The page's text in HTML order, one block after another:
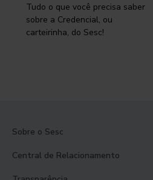
Tudo o que você precisa saber
sobre a Credencial, ou
carteirinha, do Sesc!
Sobre o Sesc
Central de Relacionamento